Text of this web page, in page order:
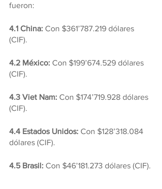
fueron:
4.1 China: Con $361’787.219 dólares
(CIF).
4.2 México: Con $199’674.529 dólares
(CIF).
4.3 Viet Nam: Con $174’719.928 dólares
(CIF).
4.4 Estados Unidos: Con $128’318.084
dólares (CIF).
4.5 Brasil: Con $46’181.273 dólares (CIF).